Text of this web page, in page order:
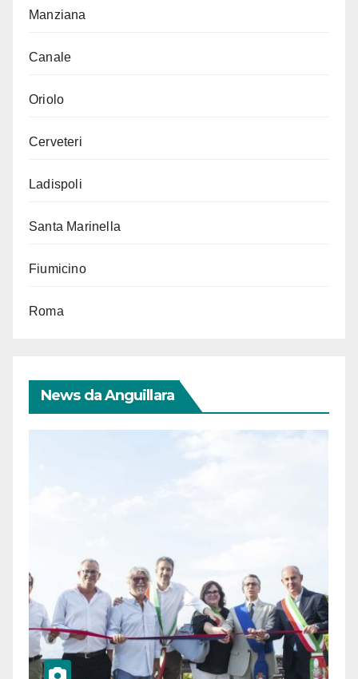
Manziana
Canale
Oriolo
Cerveteri
Ladispoli
Santa Marinella
Fiumicino
Roma
News da Anguillara